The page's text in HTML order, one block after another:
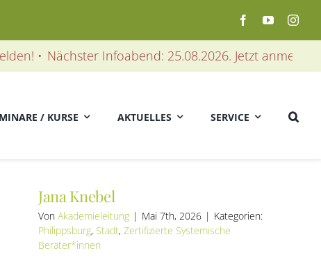
• Nächster Infoabend: 25.08.2026. Jetzt anmelden! •
/ KURSE AKTUELLES SERVICE
Jana Knebel
Von Akademieleitung | Mai 7th, 2026 | Kategorien:
Philippsburg, Stadt, Zertifizierte Systemische
Berater*innen